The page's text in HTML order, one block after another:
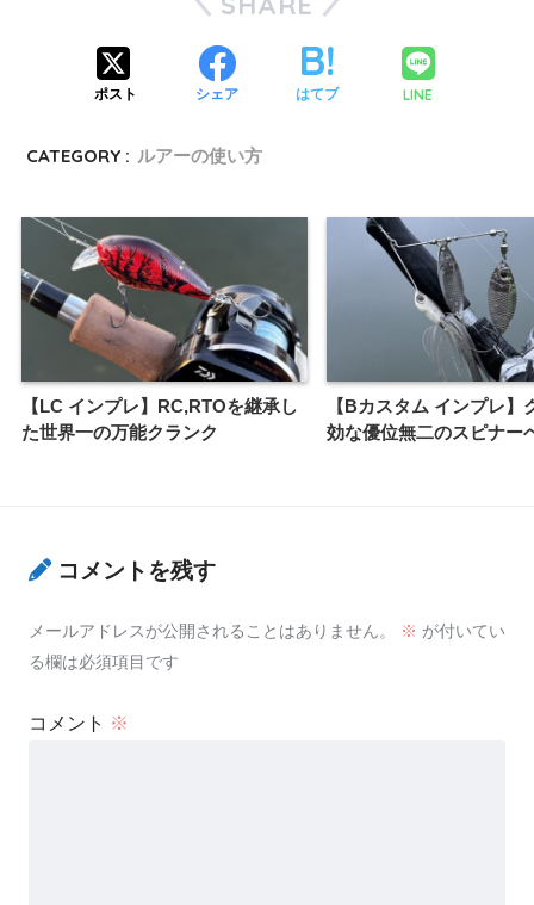
ポスト シェア はてブ LINE
CATEGORY : ルアーの使い方
【LC インプレ】RC,RTOを継承し
た世界一の万能クランク
【Bカスタム インプレ】
効な優位無二のスピナー
コメントを残す
メールアドレスが公開されることはありません。 ※ が付いてい
る欄は必須項目です
コメント ※